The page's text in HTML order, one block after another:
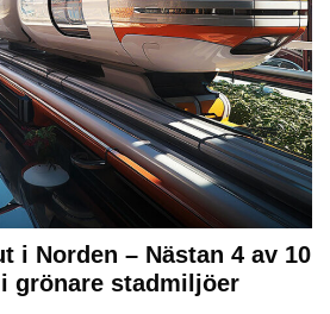
i Norden – Nästan 4 av 10
grönare stadmiljöer